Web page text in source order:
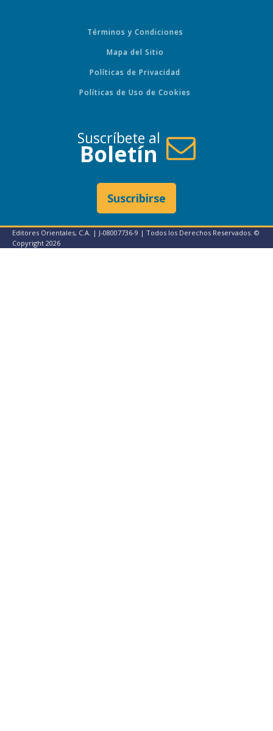
Términos y Condiciones
Mapa del Sitio
Políticas de Privacidad
Políticas de Uso de Cookies
Suscríbete al
Boletín
Suscribirse
Editores Orientales, C.A. | J-08007736-9 | Todos los Derechos Reservados. ©
Copyright 2026